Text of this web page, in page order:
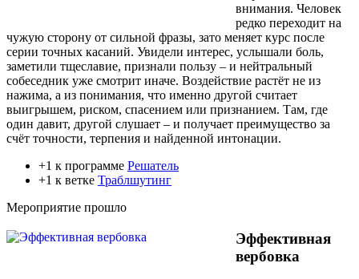
внимания. Человек
редко переходит на
чужую сторону от сильной фразы, зато меняет курс после
серии точных касаний. Увидели интерес, услышали боль,
заметили тщеславие, признали пользу – и нейтральный
собеседник уже смотрит иначе. Воздействие растёт не из
нажима, а из понимания, что именно другой считает
выигрышем, риском, спасением или признанием. Там, где
один давит, другой слушает – и получает преимущество за
счёт точности, терпения и найденной интонации.
+1 к программе Решатель
+1 к ветке Траблшутинг
Мероприятие прошло
Эффективная
вербовка